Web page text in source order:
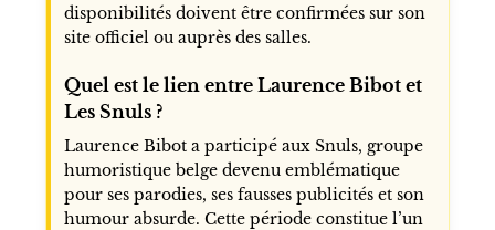
disponibilités doivent être confirmées sur son
site officiel ou auprès des salles.
Quel est le lien entre Laurence Bibot et
Les Snuls ?
Laurence Bibot a participé aux Snuls, groupe
humoristique belge devenu emblématique
pour ses parodies, ses fausses publicités et son
humour absurde. Cette période constitue l’un